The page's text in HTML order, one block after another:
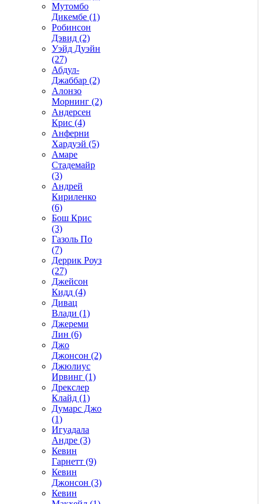
Мутомбо
Дикембе (1)
Робинсон
Дэвид (2)
Уэйд Дуэйн
(27)
Абдул-
Джаббар (2)
Алонзо
Морнинг (2)
Андерсен
Крис (4)
Анферни
Xардуэй (5)
Амаре
Стадемайр
(3)
Андрей
Кириленко
(6)
Бош Крис
(3)
Газоль По
(7)
Деррик Роуз
(27)
Джейсон
Кидд (4)
Дивац
Влади (1)
Джереми
Лин (6)
Джо
Джонсон (2)
Джюлиус
Ирвинг (1)
Дрекслер
Клайд (1)
Думарс Джо
(1)
Игуадала
Андре (3)
Кевин
Гарнетт (9)
Кевин
Джонсон (3)
Кевин